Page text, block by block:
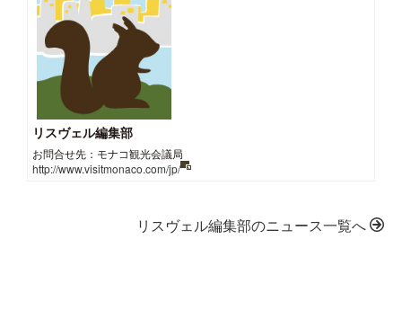
リスヴェル編集部
お問合せ先：モナコ観光会議局
http://www.visitmonaco.com/jp/
リスヴェル編集部のニュース一覧へ